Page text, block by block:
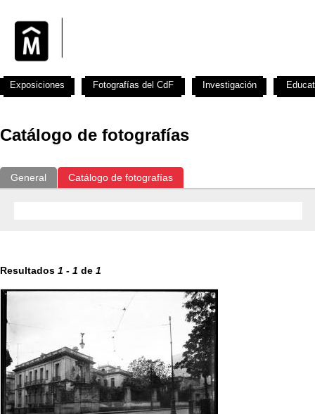
Catálogo de fotografías
General Catálogo de fotografías
Resultados 1 - 1 de 1
Exposiciones Fotografías del CdF Investigación